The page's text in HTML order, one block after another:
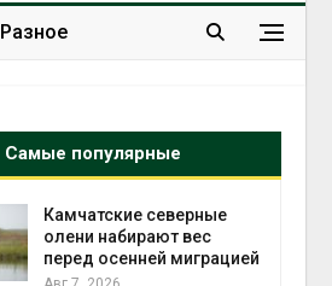
Разное
Самые популярные
Камчатские северные
олени набирают вес
перед осенней миграцией